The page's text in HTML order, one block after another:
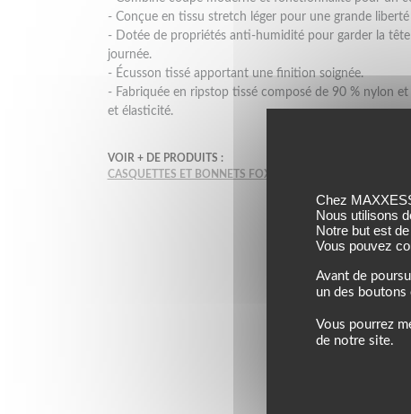
- Conçue en tissu stretch léger pour une grande
- Dotée de propriétés anti-humidité pour garder la
journée.
- Écusson tissé apportant une finition soignée.
- Fabriquée en ripstop tissé composé de 90 % nylon
et élasticité.
VOIR + DE PRODUITS :
CASQUETTES ET BONNETS FOX
CASQUETTES ET
Chez
Nous utilisons
Notre but est
Vous pouvez
Avant de
un des boutons
Vous pourrez
de notre site.